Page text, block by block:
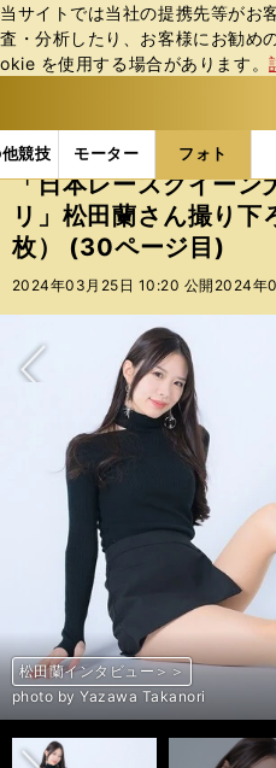
当サイトでは当社の提携先等がお
査・分析したり、お客様にお勧め
okie を使⽤する場合があります。
競技 モーター フォト
b
ス
ポ
ル
テ
ー
バ
フォトギャラリー ス
「日本レースクイー
リ」松田蘭さん撮り
枚） (30ページ目)
2024年03月25日 10:20 公開 2024年
松田蘭インタビュー＞＞
photo by Yazawa Takanori
松田蘭インタビュー＞＞
photo by Yazawa Takanori
松田蘭インタビュー＞＞
photo by Matsuda Ran
松田蘭インタビュー＞＞
photo by Matsuda Ran
松田蘭インタビュー＞＞
photo by Yazawa Takanori
松田蘭インタビュー＞＞
photo by Yazawa Takanori
松田蘭インタビュー＞＞
photo by Yazawa Takanori
松田蘭インタビュー＞＞
photo by Yazawa Takanori
松田蘭インタビュー＞＞
photo by Yazawa Takanori
松田蘭インタビュー＞＞
photo by Yazawa Takanori
松田蘭インタビュー＞＞
photo by Yazawa Takanori
松田蘭インタビュー＞＞
photo by Yazawa Takanori
松田蘭インタビュー＞＞
photo by Yazawa Takanori
松田蘭インタビュー＞＞
photo by Yazawa Takanori
松田蘭インタビュー＞＞
photo by Yazawa Takanori
松田蘭インタビュー＞＞
photo by Yazawa Takanori
松田蘭インタビュー＞＞
photo by Yazawa Takanori
松田蘭インタビュー＞＞
photo by Yazawa Takanori
松田蘭インタビュー＞＞
photo by Yazawa Takanori
松田蘭インタビュー＞＞
photo by Yazawa Takanori
松田蘭インタビュー＞＞
photo by Yazawa Takanori
松田蘭インタビュー＞＞
photo by Yazawa Takanori
松田蘭インタビュー＞＞
photo by Yazawa Takanori
松田蘭インタビュー＞＞
photo by Yazawa Takanori
松田蘭インタビュー＞＞
photo by Yazawa Takanori
松田蘭インタビュー＞＞
photo by Yazawa Takanori
松田蘭インタビュー＞＞
photo by Yazawa Takanori
松田蘭インタビュー＞＞
photo by Yazawa Takanori
松田蘭インタビュー＞＞
photo by Yazawa Takanori
松田蘭インタビュー＞＞
photo by Yazawa Takanori
松田蘭インタビュー＞＞
photo by Yazawa Takanori
松田蘭インタビュー＞＞
photo by Yazawa Takanori
松田蘭インタビュー＞＞
photo by Yazawa Takanori
松田蘭インタビュー＞＞
photo by Yazawa Takanori
松田蘭インタビュー＞＞
photo by Yazawa Takanori
松田蘭インタビュー＞＞
photo by Yazawa Takanori
松田蘭インタビュー＞＞
photo by Yazawa Takanori
松田蘭インタビュー＞＞
photo by Yazawa Takanori
松田蘭インタビュー＞＞
photo by Yazawa Takanori
松田蘭インタビュー＞＞
photo by Yazawa Takanori
松田蘭インタビュー＞＞
photo by Yazawa Takanori
松田蘭インタビュー＞＞
photo by Yazawa Takanori
松田蘭インタビュー＞＞
photo by Yazawa Takanori
松田蘭インタビュー＞＞
photo by Yazawa Takanori
松田蘭インタビュー＞＞
photo by Yazawa Takanori
松田蘭インタビュー＞＞
photo by Yazawa Takanori
松田蘭インタビュー＞＞
photo by Yazawa Takanori
松田蘭インタビュー＞＞
photo by Yazawa Takanori
松田蘭インタビュー＞＞
photo by Yazawa Takanori
松田蘭インタビュー＞＞
photo by Yazawa Takanori
松田蘭インタビュー＞＞
photo by Yazawa Takanori
松田蘭インタビュー＞＞
photo by Yazawa Takanori
松田蘭インタビュー＞＞
photo by Matsuda Ran
松田蘭インタビュー＞＞
photo by Matsuda Ran
松田蘭インタビュー＞＞
photo by Matsuda Ran
前へ